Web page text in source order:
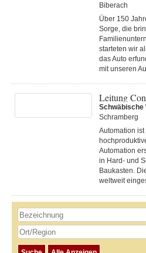
Biberach
Über 150
Sorge, die
starteten wir
das Auto
mit unseren
Leitung
Schwäbische
Schramberg
Automation
Automation
in Hard- und
Baukasten.
weltweit